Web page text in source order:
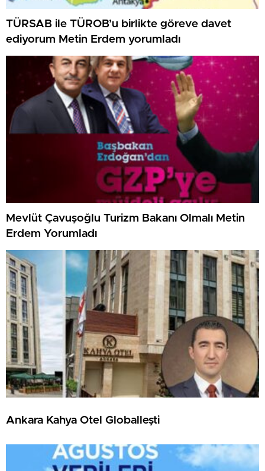
TÜRSAB ile TÜROB’u birlikte göreve davet
ediyorum Metin Erdem yorumladı
Mevlüt Çavuşoğlu Turizm Bakanı Olmalı Metin
Erdem Yorumladı
Ankara Kahya Otel Globalleşti